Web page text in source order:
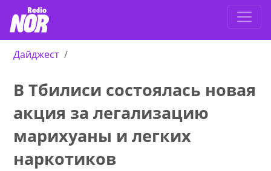
Дайджест
В Тбилиси состоялась новая
акция за легализацию
марихуаны и легких
наркотиков